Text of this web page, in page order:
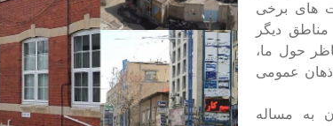
های برخی
دیگر
حول ما،
عمومی
به مساله